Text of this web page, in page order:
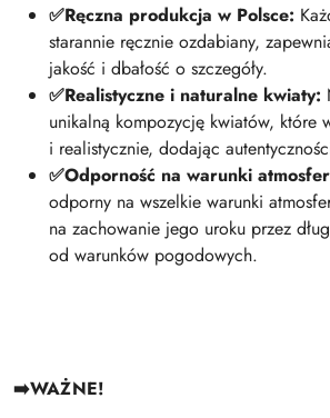
✅Ręczna produkcja w Polsce:
starannie ręcznie ozdabiany,
jakość i dbałość o szczegóły.
✅Realistyczne i naturalne kwiaty:
unikalną kompozycję kwiatów, które
i realistycznie, dodając
✅Odporność na warunki
odporny na wszelkie warunki
na zachowanie jego uroku przez
od warunków pogodowych.
➡️WAŻNE!